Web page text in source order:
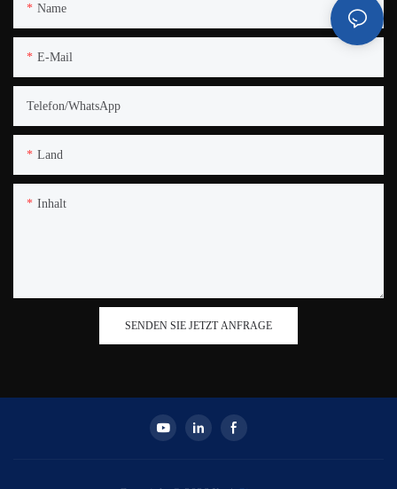
Name
E-Mail
Telefon/WhatsApp
Land
Inhalt
SENDEN SIE JETZT ANFRAGE